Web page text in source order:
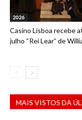
2026
Casino Lisboa recebe
julho “Rei Lear” de
MAIS VISTOS DA